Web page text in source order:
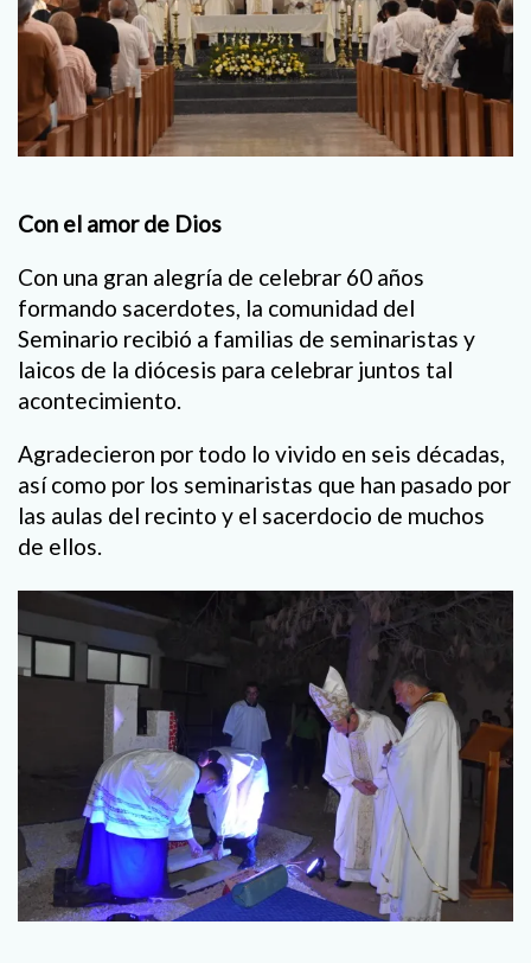
Con el amor de Dios
Con una gran alegría de celebrar 60 años
formando sacerdotes, la comunidad del
Seminario recibió a familias de seminaristas y
laicos de la diócesis para celebrar juntos tal
acontecimiento.
Agradecieron por todo lo vivido en seis décadas,
así como por los seminaristas que han pasado por
las aulas del recinto y el sacerdocio de muchos
de ellos.